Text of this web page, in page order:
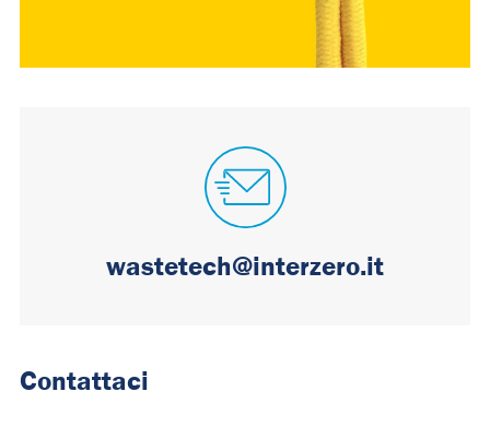
wastetech@interzero.it
Contattaci